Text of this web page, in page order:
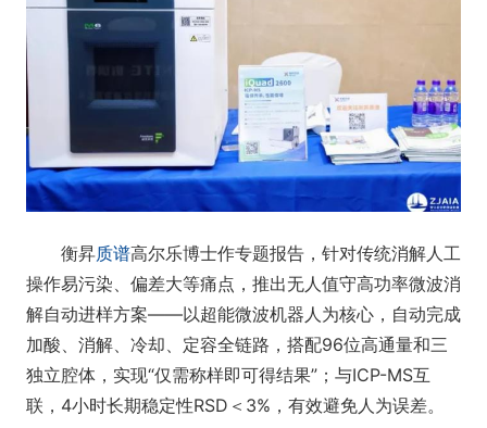
衡昇质谱高尔乐博士作专题报告，针对传统消解人工
操作易污染、偏差大等痛点，推出无人值守高功率微波消
解自动进样方案——以超能微波机器人为核心，自动完成
加酸、消解、冷却、定容全链路，搭配96位高通量和三
独立腔体，实现“仅需称样即可得结果”；与ICP-MS互
联，4小时长期稳定性RSD＜3%，有效避免人为误差。